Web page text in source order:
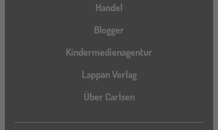
Handel
Blogger
Kindermedienagentur
Lappan Verlag
Über Carlsen